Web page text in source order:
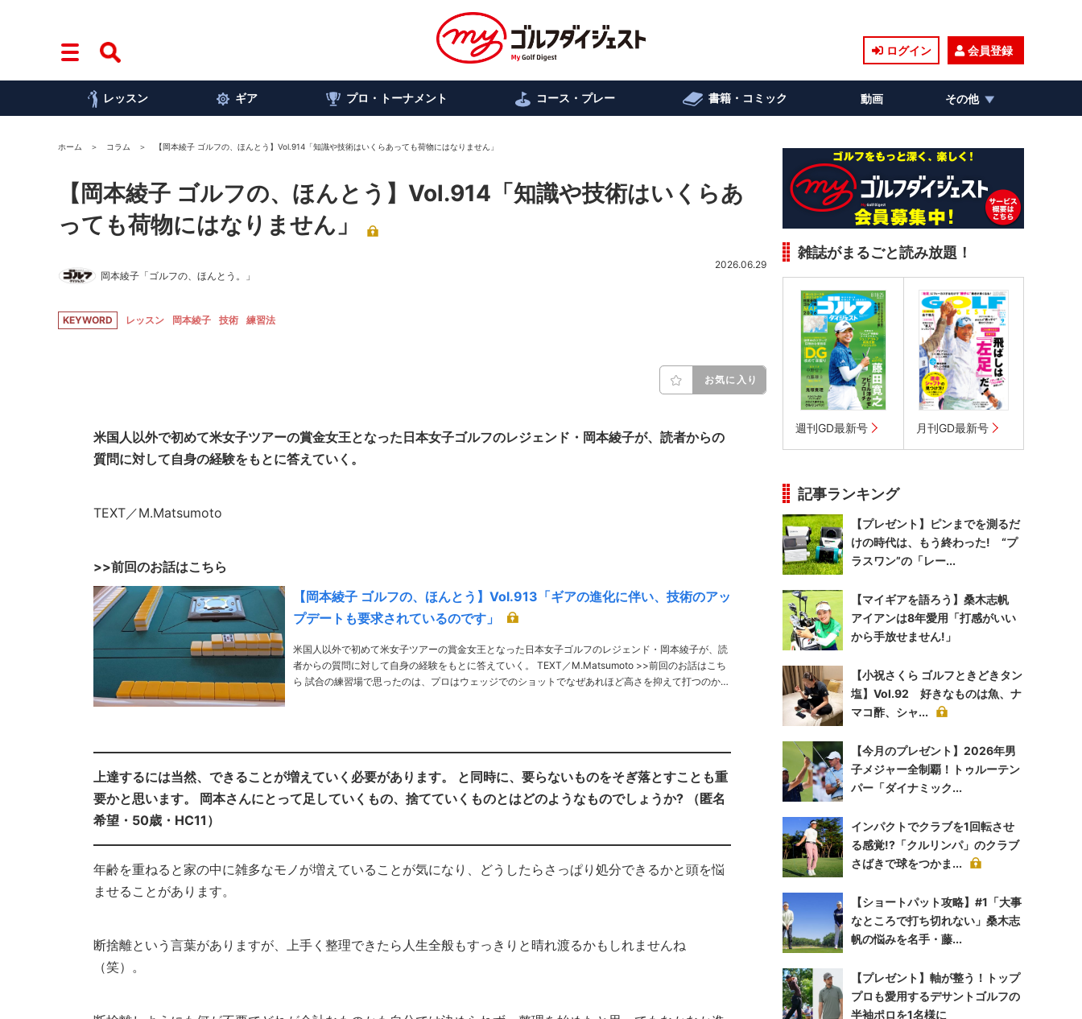
ログイン 会員登録
レッスン ギア プロ・トーナメント コース・プレー 書籍・コミック 動画 その他
ホーム コラム 【岡本綾子 ゴルフの、ほんとう】Vol.914「知識や技術はいくらあっても荷物にはなりません」
【岡本綾子 ゴルフの、ほんとう】Vol.914「知識や技術はいくらあ
っても荷物にはなりません」
岡本綾子「ゴルフの、ほんとう。」
2026.06.29
KEYWORD レッスン 岡本綾子 技術 練習法
お気に入り
米国人以外で初めて米女子ツアーの賞金女王となった日本女子ゴルフのレジェンド・岡本綾子が、読者からの
質問に対して自身の経験をもとに答えていく。
TEXT／M.Matsumoto
>>前回のお話はこちら
【岡本綾子 ゴルフの、ほんとう】Vol.913「ギアの進化に伴い、技術のアッ
プデートも要求されているのです」
米国人以外で初めて米女子ツアーの賞金女王となった日本女子ゴルフのレジェンド・岡本綾子が、読
者からの質問に対して自身の経験をもとに答えていく。 TEXT／M.Matsumoto >>前回のお話はこち
ら 試合の練習場で思ったのは、プロはウェッジでのショットでなぜあれほど高さを抑えて打つのかと
上達するには当然、できることが増えていく必要があります。 と同時に、要らないものをそぎ落とすことも重
要かと思います。 岡本さんにとって足していくもの、捨てていくものとはどのようなものでしょうか? （匿名
希望・50歳・HC11）
年齢を重ねると家の中に雑多なモノが増えていることが気になり、どうしたらさっぱり処分できるかと頭を悩
ませることがあります。
断捨離という言葉がありますが、上手く整理できたら人生全般もすっきりと晴れ渡るかもしれませんね
（笑）。
雑誌がまるごと読み放題！
週刊GD最新号 月刊GD最新号
記事ランキング
【プレゼント】ピンまでを測るだ
けの時代は、もう終わった! “プ
ラスワン”の「レー...
【マイギアを語ろう】桑木志帆
アイアンは8年愛用「打感がいい
から手放せません!」
【小祝さくら ゴルフときどきタン
塩】Vol.92 好きなものは魚、ナ
マコ酢、シャ...
【今月のプレゼント】2026年男
子メジャー全制覇！トゥルーテン
パー「ダイナミック...
インパクトでクラブを1回転させ
る感覚!?「クルリンパ」のクラブ
さばきで球をつかま...
【ショートパット攻略】#1「大事
なところで打ち切れない」桑木志
帆の悩みを名手・藤...
【プレゼント】軸が整う！トップ
プロも愛用するデサントゴルフの
半袖ポロを1名様に